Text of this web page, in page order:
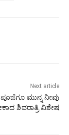
Next article
ಪೂಜೆಗೂ ಮುನ್ನ ನೀವು
ಶಿವರಾತ್ರಿ ವಿಶೇಷ